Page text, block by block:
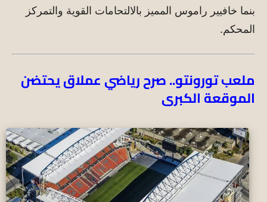
بنما خافيير راموس المميز بالالتحامات القوية والتمركز
المحكم.
ملعب تورونتو.. صرح رياضي عملاق يحتضن
الموقعة الكبرى